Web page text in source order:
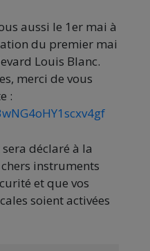
aussi le 1er mai à
du premier mai
Louis Blanc.
merci de vous
:
déclaré à la
instruments
et que vos
soient activées